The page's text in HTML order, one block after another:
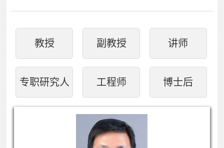
教授 副教授 讲师
专职研究人 工程师 博士后